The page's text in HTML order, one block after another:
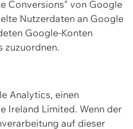
Conversions" von Google
Nutzerdaten an Google
Google-Konten
zuzuordnen.
Analytics, einen
Ireland Limited. Wenn der
auf dieser